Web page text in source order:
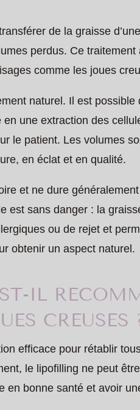
de la graisse
perdus. Ce
comme les joues
naturel. Il est possible
une extraction des
le patient. Les volumes
en éclat et en qualité.
et ne dure
est sans danger : la
ou de rejet et
obtenir un aspect naturel.
IL
CREUSES
efficace pour rétablir
le lipofilling ne peut
en bonne santé et avoir